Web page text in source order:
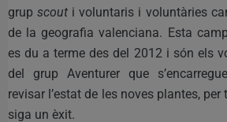
grupscout i voluntaris i voluntàries
de la geografia valenciana. Esta
es du a terme des del 2012 i són els
del grup Aventurer que
revisar l’estat de les noves plantes,
siga un èxit.